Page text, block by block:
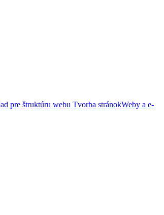
pre štruktúru webu Tvorba stránokWeby a e-